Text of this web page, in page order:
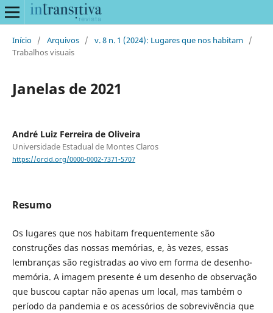
Início / Arquivos / v. 8 n. 1 (2024): Lugares que nos habitam /
Trabalhos visuais
Janelas de 2021
André Luiz Ferreira de Oliveira
Universidade Estadual de Montes Claros
https://orcid.org/0000-0002-7371-5707
Resumo
Os lugares que nos habitam frequentemente são
construções das nossas memórias, e, às vezes, essas
lembranças são registradas ao vivo em forma de desenho-
memória. A imagem presente é um desenho de observação
que buscou captar não apenas um local, mas também o
período da pandemia e os acessórios de sobrevivência que